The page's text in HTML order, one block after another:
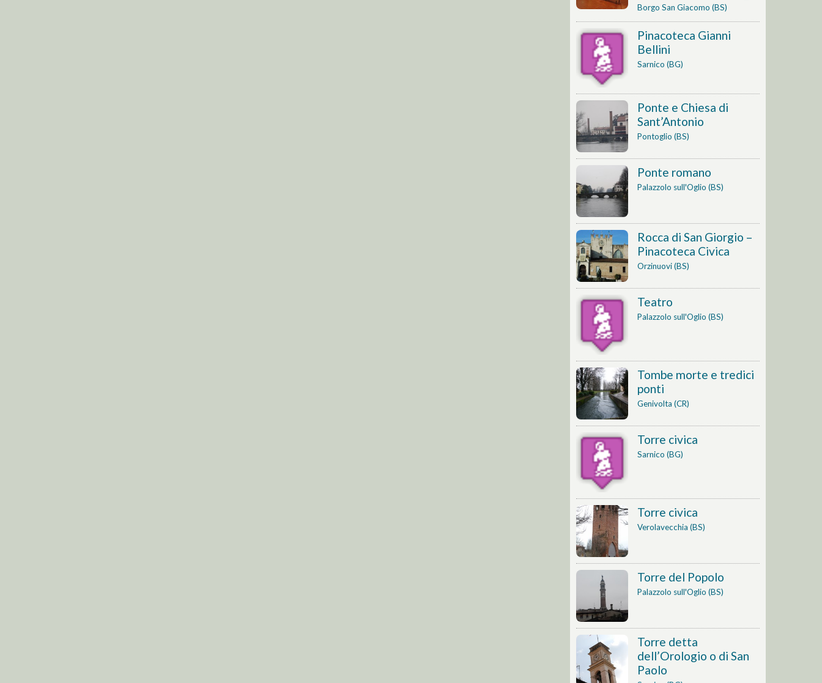
Borgo San Giacomo (BS)
Pinacoteca Gianni
Bellini
Sarnico (BG)
Ponte e Chiesa di
Sant’Antonio
Pontoglio (BS)
Ponte romano
Palazzolo sull'Oglio (BS)
Rocca di San Giorgio –
Pinacoteca Civica
Orzinuovi (BS)
Teatro
Palazzolo sull'Oglio (BS)
Tombe morte e tredici
ponti
Genivolta (CR)
Torre civica
Sarnico (BG)
Torre civica
Verolavecchia (BS)
Torre del Popolo
Palazzolo sull'Oglio (BS)
Torre detta
dell’Orologio o di San
Paolo